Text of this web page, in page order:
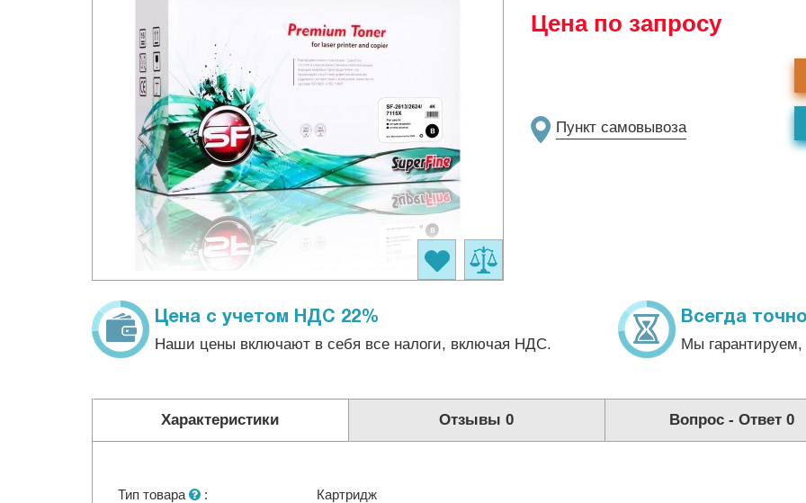
Цена по запросу
Пункт самовывоза
Цена с учетом НДС 22%
Наши цены включают в себя все налоги, включая НДС.
Всегда
Мы гарантируем,
Характеристики Отзывы 0 Вопрос - Ответ0
Тип товара :
Картридж